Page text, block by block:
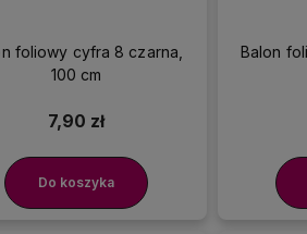
foliowy cyfra 8 czarna,
100 cm
7,90 zł
Do koszyka
Balon